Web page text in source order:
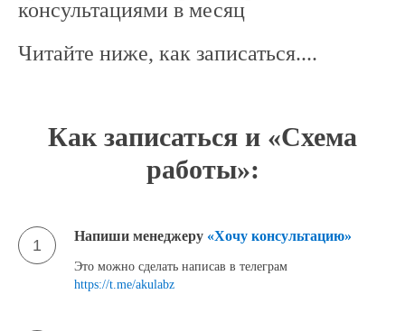
консультациями в месяц
Читайте ниже, как записаться....
Как записаться и «Схема
работы»:
1 Напиши менеджеру «Хочу консультацию»
Это можно сделать написав в телеграм
https://t.me/akulabz